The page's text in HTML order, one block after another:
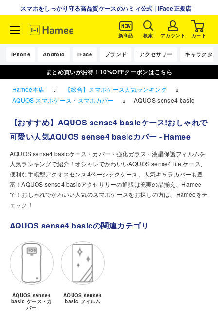
コ
テ
スマホをしっかり守る高品質ケースのハミィ公式 | iFace正規店
新商品 検索 アカウント カート
iPhone Android iFace ブランド アクセサリー キャラクター
まとめ買いがお得！10%OFFクーポンはこちら
Hamee本店
【総合】スマホケース人気ランキング
AQUOS スマホケース・スマホカバー
AQUOS sense4 basic
【おすすめ】AQUOS sense4 basicケース!おしゃれで
可愛い人気AQUOS sense4 basicカバー - Hamee
AQUOS sense4 basicケース・カバー・強化ガラス・液晶保護フィルムを
人気ランキングで紹介！オシャレでかわいいAQUOS sense4 lite ケース、
便利な手帳型アクオスセンス4ベーシックケース、人気キャラカバーも豊
富！AQUOS sense4 basicアクセサリーの通販は充実の品揃え、Hamee
で！おしゃれでかわいい人気のスマホケースをお探しの方は、Hameeをチ
ェック！
AQUOS sense4 basicの関連カテゴリ
AQUOS sense4
basic ケース・カ
バー
AQUOS sense4
basic フィルム